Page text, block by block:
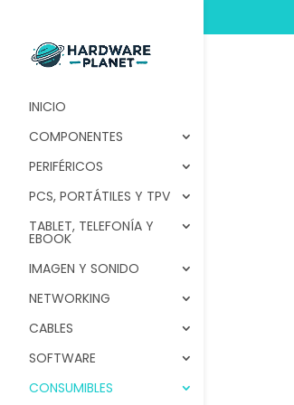
INICIO
COMPONENTES
PERIFÉRICOS
PCS, PORTÁTILES Y TPV
TABLET, TELEFONÍA Y
EBOOK
IMAGEN Y SONIDO
NETWORKING
CABLES
SOFTWARE
CONSUMIBLES